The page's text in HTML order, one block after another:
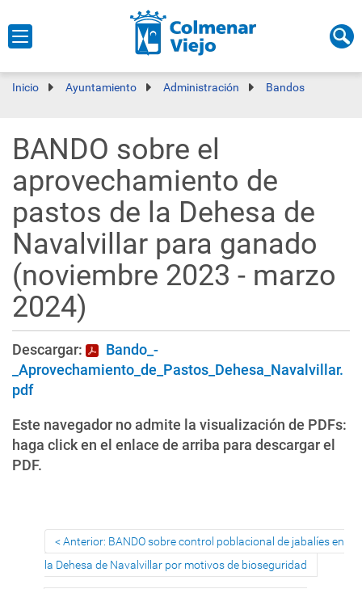
Inicio Ayuntamiento Administración Bandos
BANDO sobre el
aprovechamiento de
pastos de la Dehesa de
Navalvillar para ganado
(noviembre 2023 - marzo
2024)
Descargar:
Bando_-
_Aprovechamiento_de_Pastos_Dehesa_Navalvillar.
pdf
Este navegador no admite la visualización de PDFs:
haga click en el enlace de arriba para descargar el
PDF.
Anterior: BANDO sobre control poblacional de jabalíes en
la Dehesa de Navalvillar por motivos de bioseguridad